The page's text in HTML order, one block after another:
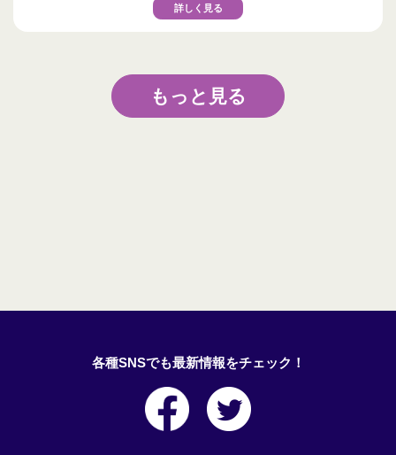
詳しく見る
もっと見る
各種SNSでも最新情報をチェック！